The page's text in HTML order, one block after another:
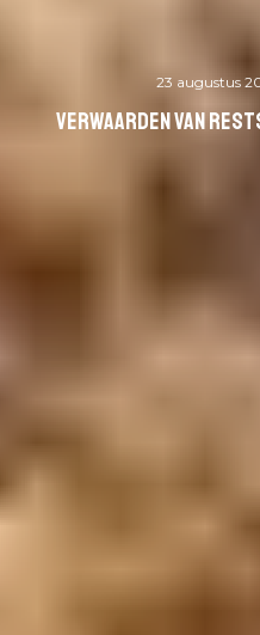
23 augustus
Verwaarden van